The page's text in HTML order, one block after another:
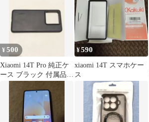
¥500
Xiaomi 14T Pro 純正ケ
ース ブラック 付属品
¥590
xiaomi 14T スマホケー
ス